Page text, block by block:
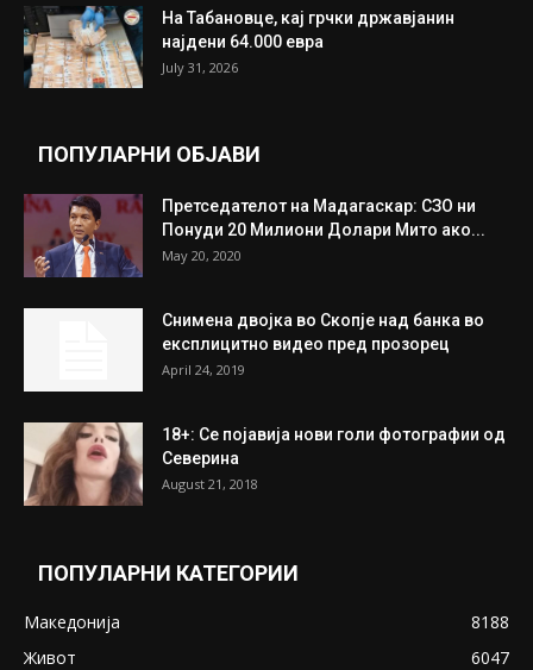
На Табановце, кај грчки државјанин
најдени 64.000 евра
July 31, 2026
ПОПУЛАРНИ ОБЈАВИ
Претседателот на Мадагаскар: СЗО ни
Понуди 20 Милиони Долари Мито ако...
May 20, 2020
Снимена двојка во Скопје над банка во
експлицитно видео пред прозорец
April 24, 2019
18+: Се појавија нови голи фотографии од
Северина
August 21, 2018
ПОПУЛАРНИ КАТЕГОРИИ
Македонија
8188
Живот
6047